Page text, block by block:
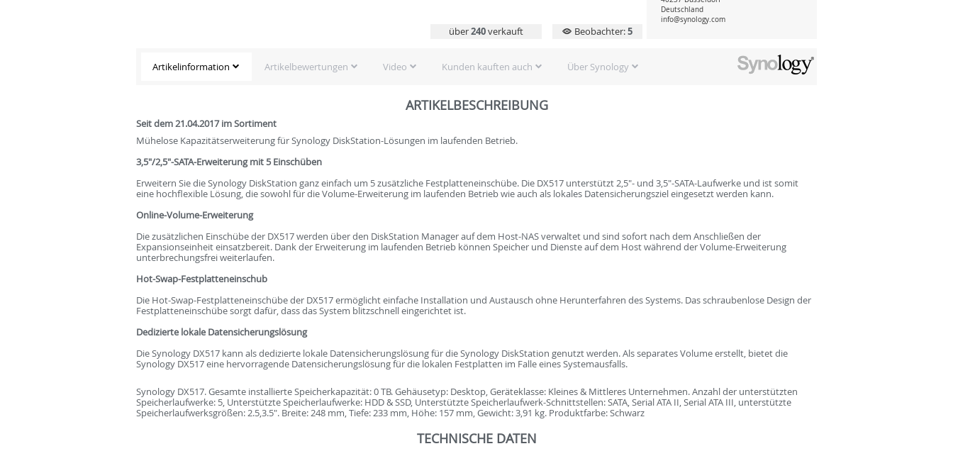
über240verkauft Beobachter:5
Deutschland
info@synology.com
Artikelinformation Artikelbewertungen Video Kunden kauften auch Über Synology
ARTIKELBESCHREIBUNG
Seit dem 21.04.2017 im Sortiment
Mühelose Kapazitätserweiterung für Synology DiskStation-Lösungen im laufenden Betrieb.
3,5"/2,5"-SATA-Erweiterung mit 5 Einschüben
Erweitern Sie die Synology DiskStation ganz einfach um 5 zusätzliche Festplatteneinschübe. Die DX517 unterstützt 2,5"- und 3,5"-SATA-Laufwerke und ist somit
eine hochflexible Lösung, die sowohl für die Volume-Erweiterung im laufenden Betrieb wie auch als lokales Datensicherungsziel eingesetzt werden kann.
Online-Volume-Erweiterung
Die zusätzlichen Einschübe der DX517 werden über den DiskStation Manager auf dem Host-NAS verwaltet und sind sofort nach dem Anschließen der
Expansionseinheit einsatzbereit. Dank der Erweiterung im laufenden Betrieb können Speicher und Dienste auf dem Host während der Volume-Erweiterung
unterbrechungsfrei weiterlaufen.
Hot-Swap-Festplatteneinschub
Die Hot-Swap-Festplatteneinschübe der DX517 ermöglicht einfache Installation und Austausch ohne Herunterfahren des Systems. Das schraubenlose Design der
Festplatteneinschübe sorgt dafür, dass das System blitzschnell eingerichtet ist.
Dedizierte lokale Datensicherungslösung
Die Synology DX517 kann als dedizierte lokale Datensicherungslösung für die Synology DiskStation genutzt werden. Als separates Volume erstellt, bietet die
Synology DX517 eine hervorragende Datensicherungslösung für die lokalen Festplatten im Falle eines Systemausfalls.
Synology DX517. Gesamte installierte Speicherkapazität: 0 TB. Gehäusetyp: Desktop, Geräteklasse: Kleines & Mittleres Unternehmen. Anzahl der unterstützten
Speicherlaufwerke: 5, Unterstützte Speicherlaufwerke: HDD & SSD, Unterstützte Speicherlaufwerk-Schnittstellen: SATA, Serial ATA II, Serial ATA III, unterstützte
Speicherlaufwerksgrößen: 2.5,3.5". Breite: 248 mm, Tiefe: 233 mm, Höhe: 157 mm, Gewicht: 3,91 kg. Produktfarbe: Schwarz
TECHNISCHE DATEN